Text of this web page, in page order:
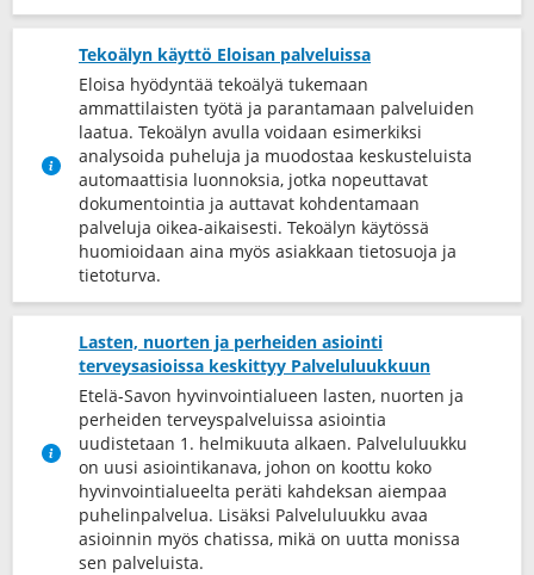
Tekoälyn käyttö Eloisan palveluissa
Eloisa hyödyntää tekoälyä tukemaan
ammattilaisten työtä ja parantamaan palveluiden
laatua. Tekoälyn avulla voidaan esimerkiksi
analysoida puheluja ja muodostaa keskusteluista
automaattisia luonnoksia, jotka nopeuttavat
dokumentointia ja auttavat kohdentamaan
palveluja oikea-​aikaisesti. Tekoälyn käytössä
huomioidaan aina myös asiakkaan tietosuoja ja
tietoturva.
Lasten, nuorten ja perheiden asiointi
terveysasioissa keskittyy Palveluluukkuun
Etelä-Savon hyvinvointialueen lasten, nuorten ja
perheiden terveyspalveluissa asiointia
uudistetaan 1. helmikuuta alkaen. Palveluluukku
on uusi asiointikanava, johon on koottu koko
hyvinvointialueelta peräti kahdeksan aiempaa
puhelinpalvelua. Lisäksi Palveluluukku avaa
asioinnin myös chatissa, mikä on uutta monissa
sen palveluista.